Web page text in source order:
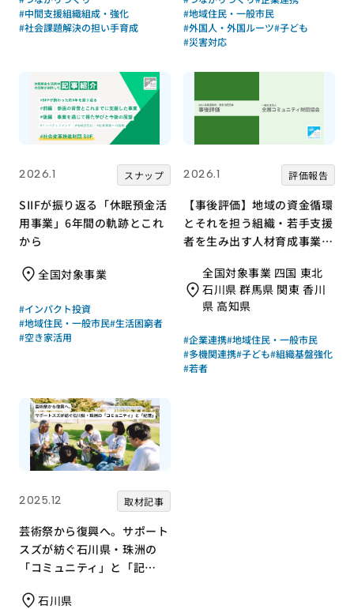
#中間支援組織組成・強化
#社会課題解決の担い手育成
#地域住民・一般市民
#外国人・外国ルーツ#子ども
#災害対応
2026.1 スナップ
SIIFが振り返る「休眠預金活
用事業」6年間の軌跡とこれ
から
全国対象事業
#インパクト投資
#地域住民・一般市民#生活困窮者
#空き家活用
2026.1 評価報告
【事後評価】地域の資金循環
とそれを担う組織・若手支援
者を生み出す人材育成事業｜
［21年度通常枠］
全国対象事業 四国 東北
石川県 群馬県 関東 香川
県 高知県
#企業連携#地域住民・一般市民
#多機関連携#子ども#組織基盤強化
#若者
2025.12 取材記事
芸術祭から復興へ。サポート
スズが紡ぐ石川県・珠洲の
「コミュニティ」と「記
石川県